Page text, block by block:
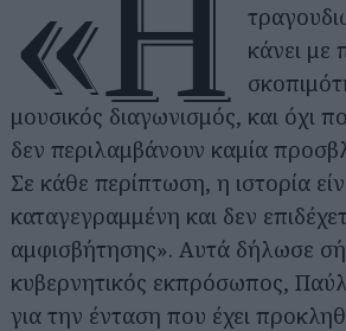
κάνει με
μουσικός διαγωνισμός, και όχι
δεν περιλαμβάνουν καμία
Σε κάθε περίπτωση, η ιστορία
καταγεγραμμένη και δεν
αμφισβήτησης». Αυτά δήλωσε
κυβερνητικός εκπρόσωπος,
για την ένταση που έχει